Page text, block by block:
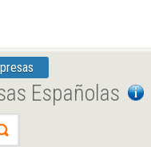
Españolas